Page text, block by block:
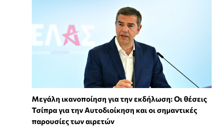
Μεγάλη ικανοποίηση για την εκδήλωση: Οι θέσεις
Τσίπρα για την Αυτοδιοίκηση και οι σημαντικές
παρουσίες των αιρετών